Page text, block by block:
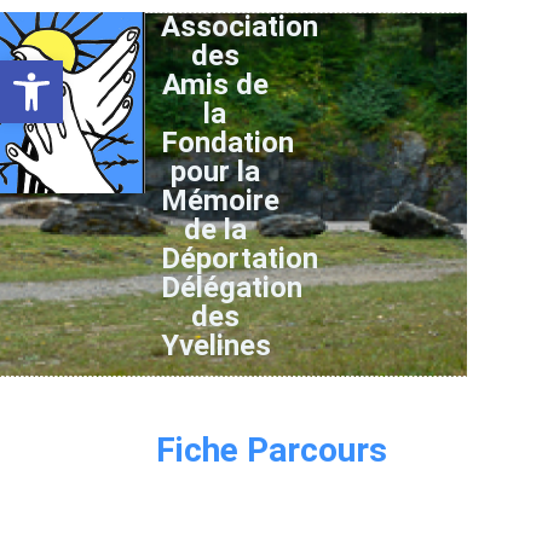
Ouvrir la barre d’outils
Association
des
Amis de
la
Fondation
pour la
Mémoire
de la
Déportation
Délégation
des
Yvelines
Fiche Parcours